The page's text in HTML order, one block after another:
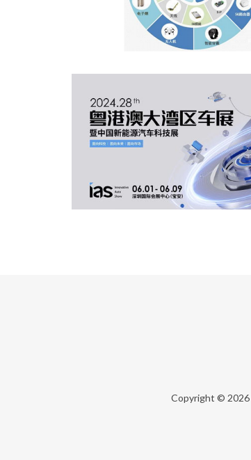
Copyright © 2026